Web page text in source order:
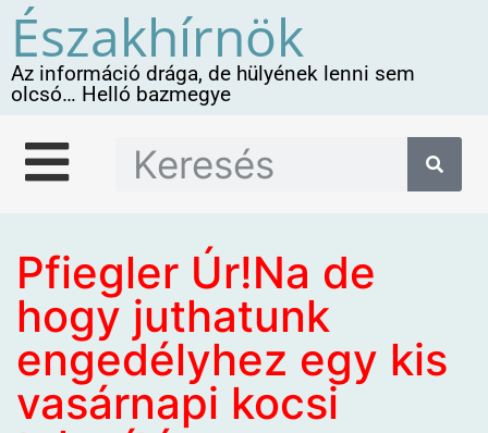
Északhírnök
Az információ drága, de hülyének lenni sem
olcsó… Helló bazmegye
Pfiegler Úr!Na de
hogy juthatunk
engedélyhez egy kis
vasárnapi kocsi